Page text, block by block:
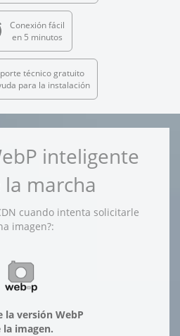
Conexión fácil
en 5 minutos
técnico gratuito
para la instalación
inteligente
marcha
cuando intenta solicitarle
imagen?:
la versión WebP
la imagen.